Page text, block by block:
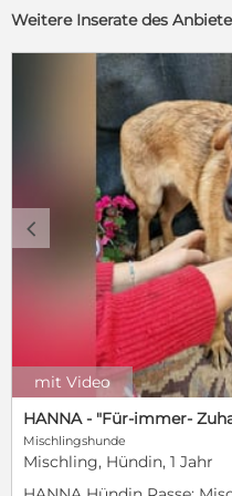
Weitere Inserate des
c
mit Video
HANNA - "Für-immer-
Mischlingshunde
Mischling, Hündin, 1 Jahr